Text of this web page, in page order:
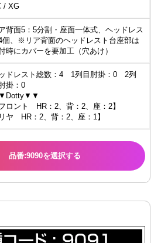
/ XG
背面5：5分割・座面一体式、ヘッドレス
個、※リア背面のヘッドレスト台座部は
時にカバーを要加工（穴あけ）
ドレスト総数：4 1列目肘掛：0 2列
掛：0
フロント HR：2、背：2、座：2】
リヤ HR：2、背：2、座：1】
品番:9090を選択する